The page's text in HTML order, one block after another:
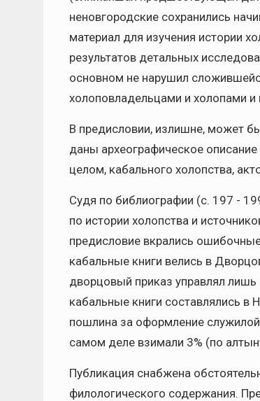
неновгородские сохранились
материал для изучения истории
результатов детальных
основном не нарушил
холоповладельцами и холопами и
В предисловии, излишне, может
даны археографическое описание
целом, кабального холопства,
Судя по библиографии (с. 197 -
по истории холопства и
предисловие вкрались
кабальные книги велись в
дворцовый приказ управлял
кабальные книги составлялись в
пошлина за оформление
самом деле взимали 3% (по
Публикация снабжена
филологического содержания.